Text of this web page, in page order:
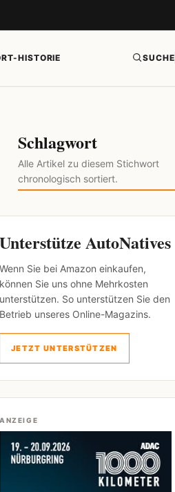
HISTORIE SUCHE
Schlagwort
Alle Artikel zu diesem Stichwort
chronologisch sortiert.
Unterstütze AutoNatives
Wenn Sie bei Amazon einkaufen,
können Sie uns ohne Mehrkosten
unterstützen. So unterstützen Sie den
Betrieb unseres Online-Magazins.
JETZT UNTERSTÜTZEN
ANZEIGE